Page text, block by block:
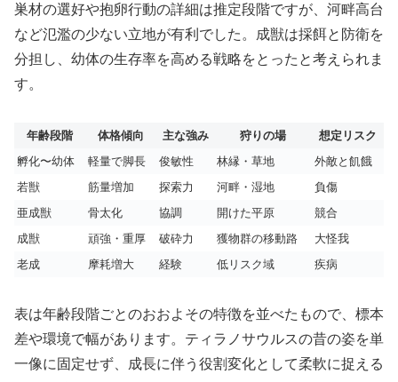
巣材の選好や抱卵行動の詳細は推定段階ですが、河畔高台
など氾濫の少ない立地が有利でした。成獣は採餌と防衛を
分担し、幼体の生存率を高める戦略をとったと考えられま
す。
年齢段階 体格傾向 主な強み 狩りの場
想定リスク
孵化〜幼体
軽量で脚長 俊敏性 林縁・草地
外敵と飢餓
若獣
筋量増加 探索力 河畔・湿地
負傷
亜成獣
骨太化 協調 開けた平原
競合
成獣
頑強・重厚 破砕力 獲物群の移動路
大怪我
老成
摩耗増大 経験 低リスク域 疾病
表は年齢段階ごとのおおよその特徴を並べたもので、標本
差や環境で幅があります。ティラノサウルスの昔の姿を単
一像に固定せず、成長に伴う役割変化として柔軟に捉える